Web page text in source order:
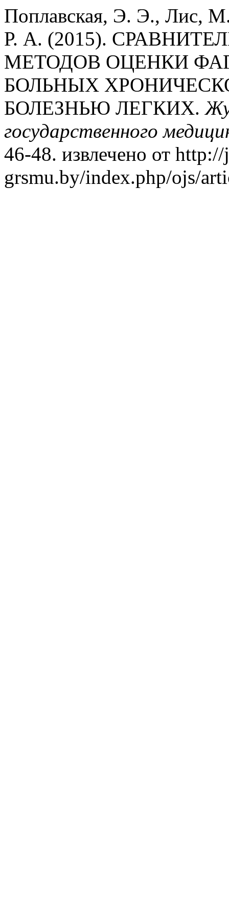
Поплавская, Э. Э., Лис,
Р. А. (2015).
МЕТОДОВ ОЦЕНКИ
БОЛЬНЫХ
БОЛЕЗНЬЮ ЛЕГКИХ.
государственного
46-48. извлечено от
grsmu.by/index.php/ojs/